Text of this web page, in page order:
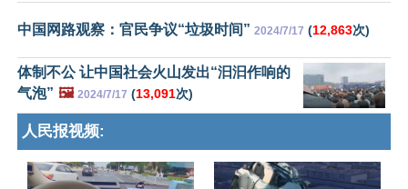
中国网路观察：官民争议“垃圾时间” 2024/7/17 (12,863次)
体制不公 让中国社会火山发出“汩汩作响的
气泡” 🖼️ 2024/7/17 (13,091次)
人民报视频: